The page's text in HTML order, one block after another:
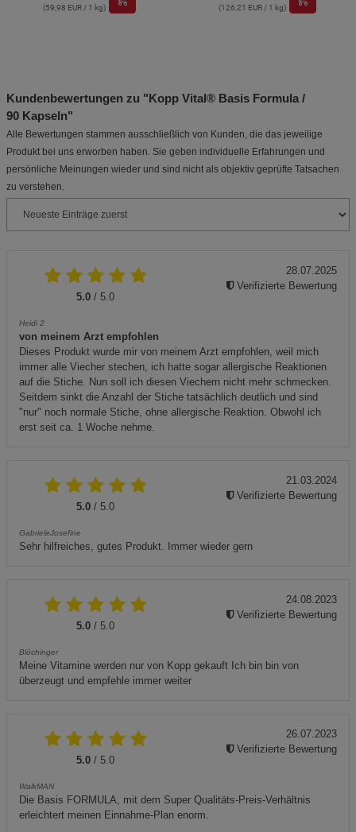
(59,98 EUR / 1 kg) (126,21 EUR / 1 kg)
Kundenbewertungen zu "Kopp Vital® Basis Formula /
90 Kapseln"
Alle Bewertungen stammen ausschließlich von Kunden, die das jeweilige
Produkt bei uns erworben haben. Sie geben individuelle Erfahrungen und
persönliche Meinungen wieder und sind nicht als objektiv geprüfte Tatsachen
zu verstehen.
5.0 / 5.0
Heidi 2
von meinem Arzt empfohlen
Dieses Produkt wurde mir von meinem Arzt empfohlen, weil mich
immer alle Viecher stechen, ich hatte sogar allergische Reaktionen
auf die Stiche. Nun soll ich diesen Viechern nicht mehr schmecken.
Seitdem sinkt die Anzahl der Stiche tatsächlich deutlich und sind
"nur" noch normale Stiche, ohne allergische Reaktion. Obwohl ich
erst seit ca. 1 Woche nehme.
28.07.2025
Verifizierte Bewertung
5.0 / 5.0
GabrieleJosefine
Sehr hilfreiches, gutes Produkt. Immer wieder gern
21.03.2024
Verifizierte Bewertung
5.0 / 5.0
Blöchinger
Meine Vitamine werden nur von Kopp gekauft Ich bin bin von
überzeugt und empfehle immer weiter
24.08.2023
Verifizierte Bewertung
5.0 / 5.0
WalkMAN
Die Basis FORMULA, mit dem Super Qualitäts-Preis-Verhältnis
erleichtert meinen Einnahme-Plan enorm.
26.07.2023
Verifizierte Bewertung